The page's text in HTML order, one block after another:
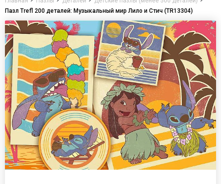
Пазл Trefl 200 деталей: Музыкальный мир Лило и Стич (TR13304)